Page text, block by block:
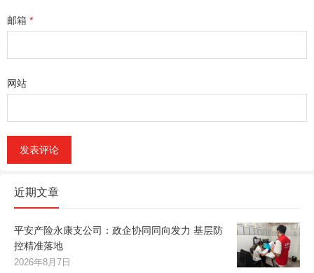
邮箱 *
网站
近期文章
平安产险永康支公司：政企协同同向发力 基层防
控精准落地
2026年8月7日